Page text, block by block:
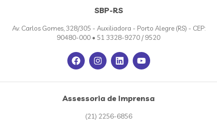
SBP-RS
Av. Carlos Gomes, 328/305 - Auxiliadora - Porto Alegre (RS) - CEP:
90480-000 • 51 3328-9270 / 9520
Assessoria de Imprensa
(21) 2256-6856